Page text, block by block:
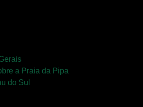
a Praia da Pipa
do Sul